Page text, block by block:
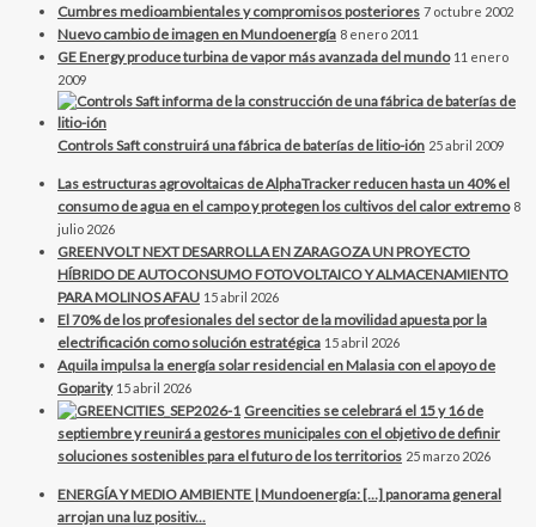
Cumbres medioambientales y compromisos posteriores 7 octubre 2002
Nuevo cambio de imagen en Mundoenergía 8 enero 2011
GE Energy produce turbina de vapor más avanzada del mundo 11 enero
2009
Controls Saft construirá una fábrica de baterías de litio-ión 25 abril 2009
Las estructuras agrovoltaicas de AlphaTracker reducen hasta un 40% el
consumo de agua en el campo y protegen los cultivos del calor extremo 8
julio 2026
GREENVOLT NEXT DESARROLLA EN ZARAGOZA UN PROYECTO
HÍBRIDO DE AUTOCONSUMO FOTOVOLTAICO Y ALMACENAMIENTO
PARA MOLINOS AFAU 15 abril 2026
El 70% de los profesionales del sector de la movilidad apuesta por la
electrificación como solución estratégica 15 abril 2026
Aquila impulsa la energía solar residencial en Malasia con el apoyo de
Goparity 15 abril 2026
Greencities se celebrará el 15 y 16 de
septiembre y reunirá a gestores municipales con el objetivo de definir
soluciones sostenibles para el futuro de los territorios 25 marzo 2026
ENERGÍA Y MEDIO AMBIENTE | Mundoenergía: […] panorama general
arrojan una luz positiv...